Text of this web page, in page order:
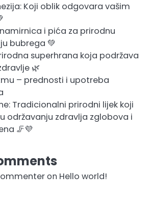
Koji oblik odgovara vašim
i pića za prirodnu
bubrega 💚
superhrana koja podržava
🌿
– prednosti i upotreba
Tradicionalni prirodni lijek koji
održavanju zdravlja zglobova i
🦵💜
on Hello world!